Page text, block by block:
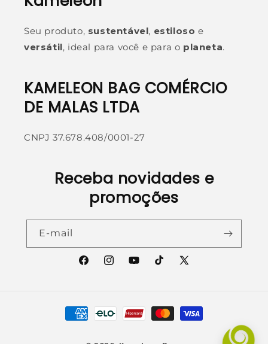
Seu produto, sustentável, estiloso e
versátil, ideal para você e para o planeta.
KAMELEON BAG COMÉRCIO
DE MALAS LTDA
CNPJ 37.678.408/0001-27
Receba novidades e
promoções
E-mail
FacebookInstagramYouTubeTikTokX
Formas
de
pagamento